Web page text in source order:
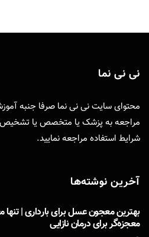
نی نی نما
محتوای سایت نی نی نما صرفا جنبه
مراجعه به پزشک یا متخصص یا تشخیص،
شرایط استفاده مراجعه نمایید.
آخرین نوشته‌ها
بهترین معجون عسل برای بارداری |
معجزه‌گر برای درمان نازایی